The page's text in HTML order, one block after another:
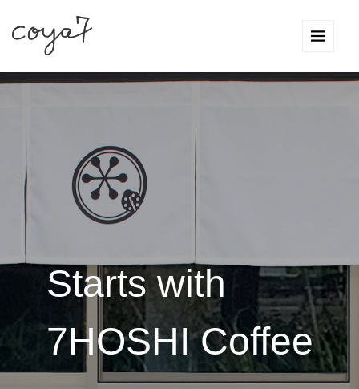
Starts with
7HOSHI Coffee